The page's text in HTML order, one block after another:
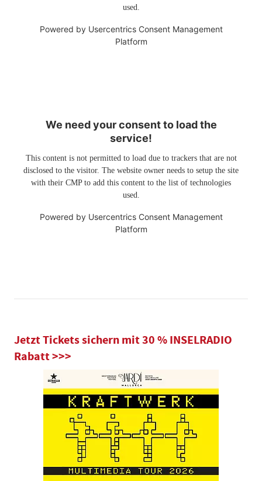
used.
Powered by Usercentrics Consent Management
Platform
We need your consent to load the
service!
This content is not permitted to load due to trackers that are not
disclosed to the visitor. The website owner needs to setup the site
with their CMP to add this content to the list of technologies
used.
Powered by Usercentrics Consent Management
Platform
Jetzt Tickets sichern mit 30 % INSELRADIO
Rabatt >>>